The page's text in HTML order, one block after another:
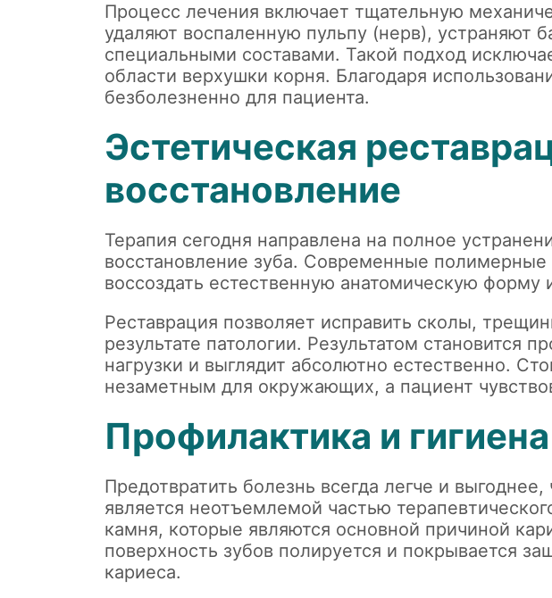
Процесс лечения включает тщательную
удаляют воспаленную пульпу (нерв), устраняют
специальными составами. Такой подход
области верхушки корня. Благодаря
безболезненно для пациента.
Эстетическая
восстановление
Терапия сегодня направлена на полное
восстановление зуба. Современные
воссоздать естественную анатомическую
Реставрация позволяет исправить сколы,
результате патологии. Результатом становится
нагрузки и выглядит абсолютно естественно.
незаметным для окружающих, а пациент
Профилактика и
Предотвратить болезнь всегда легче и
является неотъемлемой частью
камня, которые являются основной причиной
поверхность зубов полируется и покрывается
кариеса.